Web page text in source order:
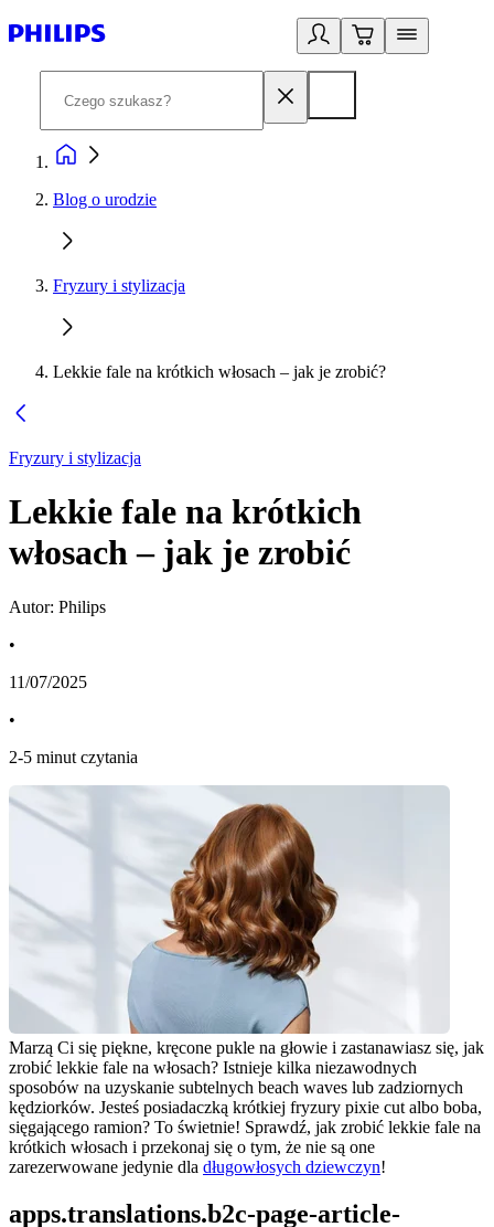
Blog o urodzie
Fryzury i stylizacja
Lekkie fale na krótkich włosach – jak je zrobić?
Fryzury i stylizacja
Lekkie fale na krótkich
włosach – jak je zrobić
Autor: Philips
•
11/07/2025
•
2-5 minut czytania
Marzą Ci się piękne, kręcone pukle na głowie i zastanawiasz się, jak
zrobić lekkie fale na włosach? Istnieje kilka niezawodnych
sposobów na uzyskanie subtelnych beach waves lub zadziornych
kędziorków. Jesteś posiadaczką krótkiej fryzury pixie cut albo boba,
sięgającego ramion? To świetnie! Sprawdź, jak zrobić lekkie fale na
krótkich włosach i przekonaj się o tym, że nie są one
zarezerwowane jedynie dla długowłosych dziewczyn!
apps.translations.b2c-page-article-